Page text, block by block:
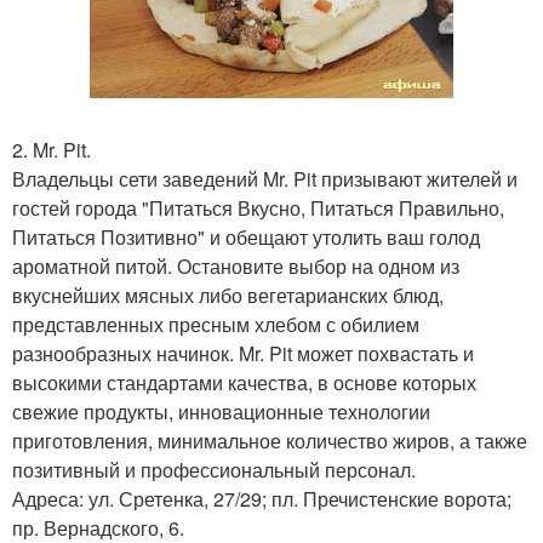
2. Mr. Pit.
Владельцы сети заведений Mr. Pit призывают жителей и
гостей города "Питаться Вкусно, Питаться Правильно,
Питаться Позитивно" и обещают утолить ваш голод
ароматной питой. Остановите выбор на одном из
вкуснейших мясных либо вегетарианских блюд,
представленных пресным хлебом с обилием
разнообразных начинок. Mr. Pit может похвастать и
высокими стандартами качества, в основе которых
свежие продукты, инновационные технологии
приготовления, минимальное количество жиров, а также
позитивный и профессиональный персонал.
Адреса: ул. Сретенка, 27/29; пл. Пречистенские ворота;
пр. Вернадского, 6.